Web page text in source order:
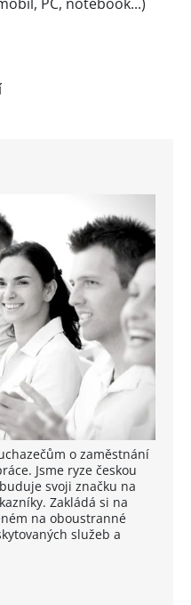
o zaměstnání
Jsme ryze českou
svoji značku na
Zakládá si na
na oboustranné
služeb a